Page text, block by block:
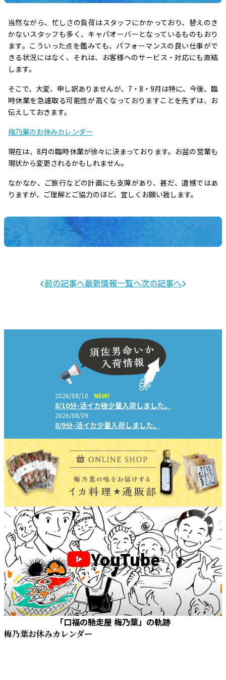
当然ながら、忙しさの負荷はスタッフにかかっており、替えのき
かないスタッフも多く、キャパオーバーとなっているものもおり
ます。こういった点を鑑みても、パフォーマンスの良い仕事がで
きる状況にはなく、それは、お客様へのサービス・対応にも直結
します。
そこで、大変、申し訳ありませんが、7・8・9月は特に、今後、臨
時休業を急遽取る可能性が高くなっておりますことを先ずは、お
伝えしておきます。
梅乃葉のお休みカレンダー
現在は、8月の臨時休業が徐々に決まっております。お盆の営業も
現状から変更されるかもしれません。
なかなか、ご旅行などの計画にも支障があり、甚だ、遺憾ではあ
りますが、ご理解とご協力のほど、宜しくお願い致します。
前の記事へ最新情報一覧へ次の記事へ
2026/08/10 NEW!
8/10分-活イカ極少量入荷しました。
2026/08/09
8/9分-活イカ少量入荷しました。
YouTube
「口福の馳走屋 梅乃葉」の軌跡
梅乃葉お休みカレンダー